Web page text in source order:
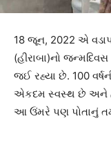
18 જૂન, 2022 એ
(હીરાબા)નો
જઈ રહ્યા છે. 100
એકદમ સ્વસ્થ છે અને
આ ઉંમરે પણ પોતાનું